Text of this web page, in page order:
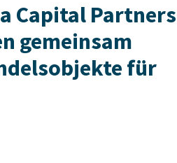
Capital Partners
gemeinsam
für